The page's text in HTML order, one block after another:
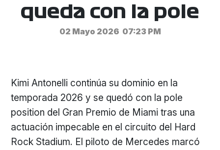
queda con la pole
02 Mayo 2026 07:23 PM
Kimi Antonelli continúa su dominio en la
temporada 2026 y se quedó con la pole
position del Gran Premio de Miami tras una
actuación impecable en el circuito del Hard
Rock Stadium. El piloto de Mercedes marcó